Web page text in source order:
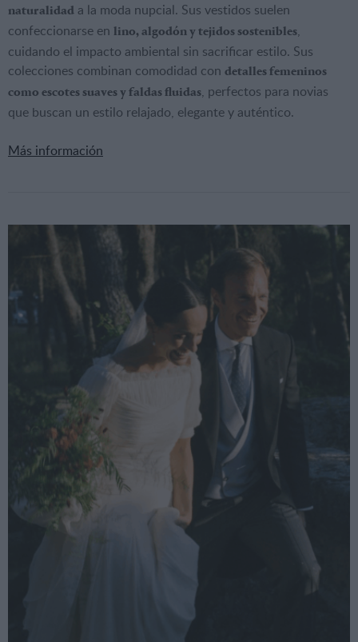
naturalidad a la moda nupcial. Sus vestidos suelen
confeccionarse en lino, algodón y tejidos sostenibles,
cuidando el impacto ambiental sin sacrificar estilo. Sus
colecciones combinan comodidad con detalles femeninos
como escotes suaves y faldas fluidas, perfectos para novias
que buscan un estilo relajado, elegante y auténtico.
Más información